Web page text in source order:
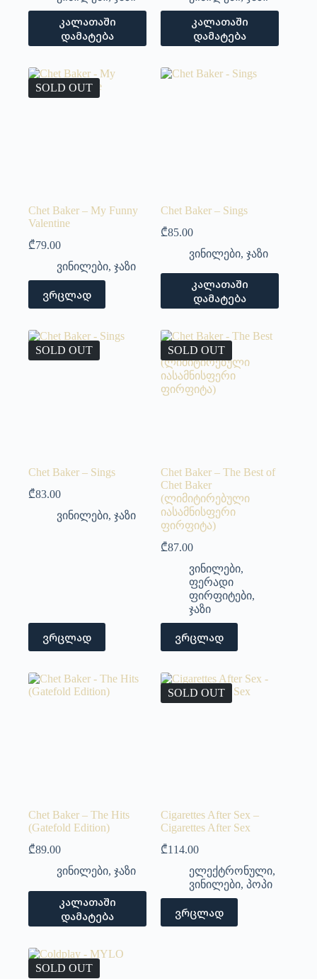
კალათაში
დამატება
კალათაში
დამატება
SOLD OUT
Chet Baker – My Funny
Valentine
₾79.00
ვინილები, ჯაზი
ვრცლად
Chet Baker – Sings
₾85.00
ვინილები,ჯაზი
კალათაში
დამატება
SOLD OUT
Chet Baker – Sings
₾83.00
ვინილები, ჯაზი
ვრცლად
SOLD OUT
Chet Baker – The Best of
Chet Baker
(ლიმიტირებული
იასამნისფერი
ფირფიტა)
₾87.00
ვინილები,
ფერადი
ფირფიტები,
ჯაზი
ვრცლად
Chet Baker – The Hits
(Gatefold Edition)
₾89.00
ვინილები, ჯაზი
კალათაში
დამატება
SOLD OUT
Cigarettes After Sex –
Cigarettes After Sex
₾114.00
ელექტრონული,
ვინილები,პოპი
ვრცლად
SOLD OUT